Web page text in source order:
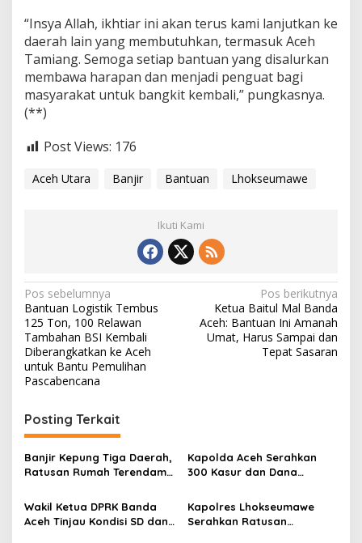
d
a
n
A
c
e
a
“Insya Allah, ikhtiar ini akan terus kami lanjutkan ke
daerah lain yang membutuhkan, termasuk Aceh
Tamiang. Semoga setiap bantuan yang disalurkan
membawa harapan dan menjadi penguat bagi
masyarakat untuk bangkit kembali,” pungkasnya.
(**)
Post Views: 176
Aceh Utara Banjir Bantuan Lhokseumawe
Ikuti Kami
N
a
v
i
g
a
s
i
p
o
s
Pos sebelumnya
Bantuan Logistik Tembus
125 Ton, 100 Relawan
Tambahan BSI Kembali
Diberangkatkan ke Aceh
untuk Bantu Pemulihan
Pascabencana
Pos berikutnya
Ketua Baitul Mal Banda
Aceh: Bantuan Ini Amanah
Umat, Harus Sampai dan
Tepat Sasaran
Posting Terkait
Banjir Kepung Tiga Daerah,
Ratusan Rumah Terendam
Siaga”
Kapolda Aceh Serahkan
300 Kasur dan Dana
Korban Bencana di
Ketambe
Wakil Ketua DPRK Banda
Aceh Tinjau Kondisi SD dan
Kapolres Lhokseumawe
Serahkan Ratusan